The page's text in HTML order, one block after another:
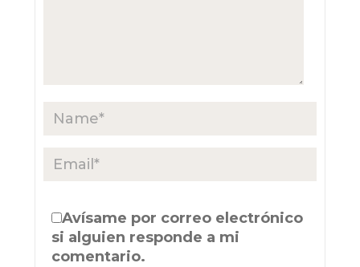
Avísame por correo electrónico
si alguien responde a mi
comentario.